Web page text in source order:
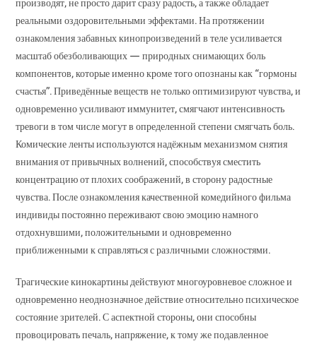
производят, не просто дарит сразу радость, а также обладает
реальными оздоровительными эффектами. На протяжении
ознакомления забавных кинопроизведений в теле усиливается
масштаб обезболивающих — природных снимающих боль
компонентов, которые именно кроме того опознаны как “гормоны
счастья”. Приведённые веществ не только оптимизируют чувства, и
одновременно усиливают иммунитет, смягчают интенсивность
тревоги в том числе могут в определенной степени смягчать боль.
Комические ленты используются надёжным механизмом снятия
внимания от привычных волнений, способствуя сместить
концентрацию от плохих соображений, в сторону радостные
чувства. После ознакомления качественной комедийного фильма
индивиды постоянно переживают свою эмоцию намного
отдохнувшими, положительными и одновременно
приближенными к справляться с различными сложностями.
Трагические кинокартины действуют многоуровневое сложное и
одновременно неоднозначное действие относительно психическое
состояние зрителей. С аспектной стороны, они способны
провоцировать печаль, напряжение, к тому же подавленное